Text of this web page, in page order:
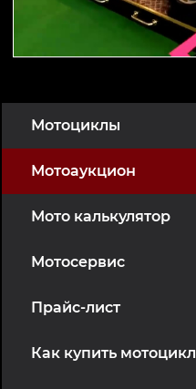
Мотоциклы
Мотоаукцион
Мото калькулятор
Мотосервис
Прайс-лист
Как купить мотоцикл